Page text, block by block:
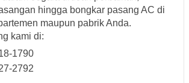
hingga bongkar pasang AC di
maupun pabrik Anda.
kami di:
1790
2792